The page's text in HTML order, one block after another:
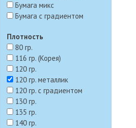
Бумага микс
Бумага с градиентом
Плотность
80 гр.
116 гр. (Корея)
120 гр.
120 гр. металлик
120 гр. с градиентом
130 гр.
135 гр.
140 гр.